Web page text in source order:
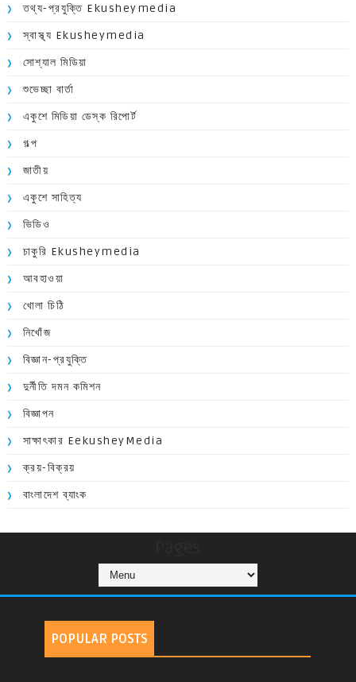
তথ্য-প্রযুক্তি Ekusheymedia
স্বাস্থ্য Ekusheymedia
সোশ্যাল মিডিয়া
শুভেচ্ছা বার্তা
একুশে মিডিয়া ডেস্ক রিপোর্ট
গল্প
জাতীয়
একুশে সাহিত্য
ভিডিও
চাকুরি Ekusheymedia
আবহাওয়া
খোলা চিঠি
নিখোঁজ
বিজ্ঞান-প্রযুক্তি
দুর্নীতি দমন কমিশন
বিজ্ঞাপন
সাক্ষাৎকার EekusheyMedia
ক্রয়-বিক্রয়
বাংলাদেশ ব্যাংক
POPULAR POSTS